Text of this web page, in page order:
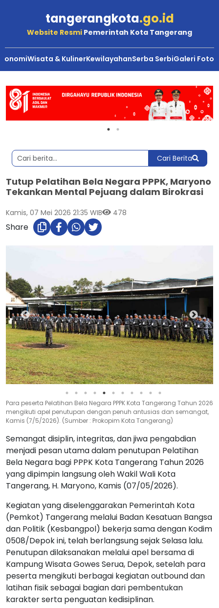
tangerangkota.go.id
Website Resmi Pemerintah Kota Tangerang
Wisata & KulinerKewilayahanSerba SerbiGaleri Foto
Cari Berita
Tutup Pelatihan Bela Negara PPPK, Maryono
Tekankan Mental Pejuang dalam Birokrasi
Kamis, 07 Mei 2026 21:35 WIB 478
Share
Para peserta Pelatihan Bela Negara PPPK Kota Tangerang Tahun 2026
mengikuti apel penutupan dengan penuh antusias dan semangat,
Kamis (7/5/2026). (Sumber : Prokopim Kota Tangerang)
Semangat disiplin, integritas, dan jiwa pengabdian
menjadi pesan utama dalam penutupan Pelatihan
Bela Negara bagi PPPK Kota Tangerang Tahun 2026
yang dipimpin langsung oleh Wakil Wali Kota
Tangerang, H. Maryono, Kamis (07/05/2026).
Kegiatan yang diselenggarakan Pemerintah Kota
(Pemkot) Tangerang melalui Badan Kesatuan Bangsa
dan Politik (Kesbangpol) bekerja sama dengan Kodim
0508/Depok ini, telah berlangsung sejak Selasa lalu.
Penutupan dilaksanakan melalui apel bersama di
Kampung Wisata Gowes Serua, Depok, setelah para
peserta mengikuti berbagai kegiatan outbound dan
latihan fisik sebagai bagian dari pembentukan
karakter serta penguatan kedisiplinan.